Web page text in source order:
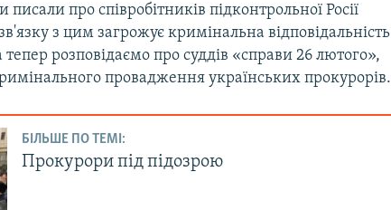
писали про співробітників підконтрольної Росії
з цим загрожує кримінальна відповідальність
розповідаємо про суддів «справи 26 лютого»,
провадження українських прокурорів.
БІЛЬШЕ ПО ТЕМІ:
Прокурори під підозрою